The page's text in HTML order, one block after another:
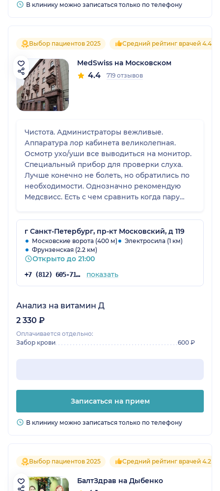
В клинику можно записаться только по телефону
Выбор пациентов 2025 Средний рейтинг врачей 4.4
MedSwiss на Московском
4.4 719 отзывов
Чистота. Администраторы вежливые.
Аппаратура лор кабинета великолепная.
Осмотр ухо/уши все выводиться на монитор.
Специальный прибор для проверки слуха.
Лучше конечно не болеть, но обратились по
необходимости. Однозначно рекомендую
Медсвисс. Есть с чем сравнить когда пару
, по-старинке на стульчике..
г Санкт-Петербург, пр-кт Московский, д 119
Московские ворота (400 м)
Электросила (1 км)
Фрунзенская (2.2 км)
Открыто до 21:00
+7 (812) 605-71-19 показать
Анализ на витамин Д
2 330 ₽
Оплачивается отдельно:
Забор крови
600 ₽
Записаться на прием
В клинику можно записаться только по телефону
Выбор пациентов 2025 Средний рейтинг врачей 4.2
БалтЗдрав на Дыбенко